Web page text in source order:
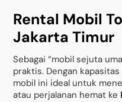
Rental Mobil
Jakarta Timur
Sebagai “mobil sejuta
praktis. Dengan
mobil ini ideal untuk
atau perjalanan hemat ke